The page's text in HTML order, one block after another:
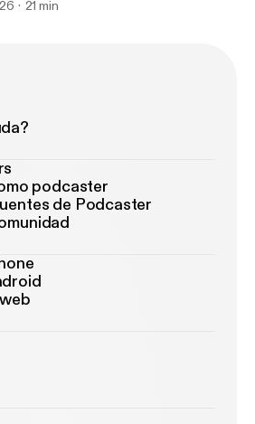
21 min
podcaster
de Podcaster